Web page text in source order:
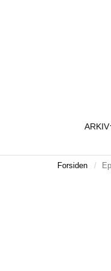
ARKIV
Forsiden